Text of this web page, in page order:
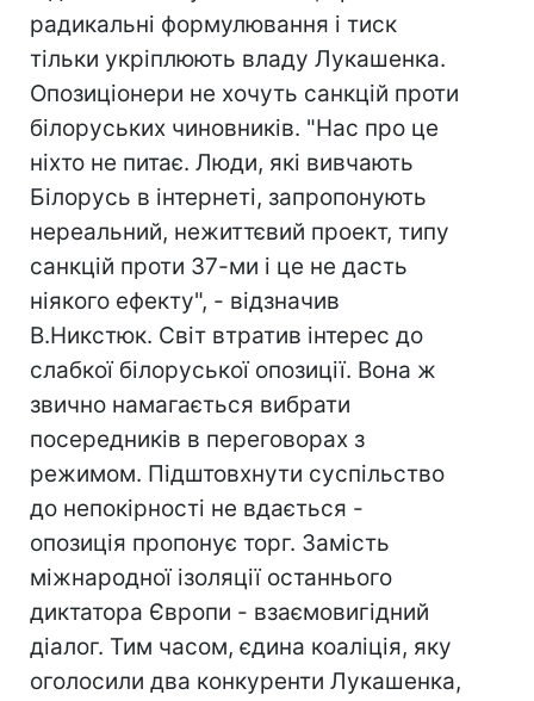
радикальні формулювання і тиск
тільки укріплюють владу Лукашенка.
Опозиціонери не хочуть санкцій проти
білоруських чиновників. "Нас про це
ніхто не питає. Люди, які вивчають
Білорусь в інтернеті, запропонують
нереальний, нежиттєвий проект, типу
санкцій проти 37-ми і це не дасть
ніякого ефекту", - відзначив
В.Никстюк. Світ втратив інтерес до
слабкої білоруської опозиції. Вона ж
звично намагається вибрати
посередників в переговорах з
режимом. Підштовхнути суспільство
до непокірності не вдається -
опозиція пропонує торг. Замість
міжнародної ізоляції останнього
диктатора Європи - взаємовигідний
діалог. Тим часом, єдина коаліція, яку
оголосили два конкуренти Лукашенка,